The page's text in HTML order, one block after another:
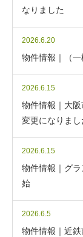
なりました
2026.6.20
物件情報｜（
2026.6.15
物件情報｜大
変更になりまし
2026.6.15
物件情報｜グ
始
2026.6.5
物件情報｜近